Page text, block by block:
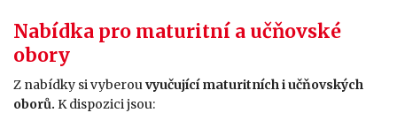
Nabídka pro maturitní a učňovské
obory
Z nabídky si vyberouvyučující maturitních i učňovských
oborů. K dispozici jsou: